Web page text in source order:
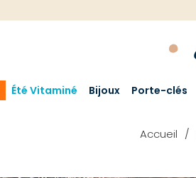
Été Vitaminé Bijoux Porte-clés
Accueil